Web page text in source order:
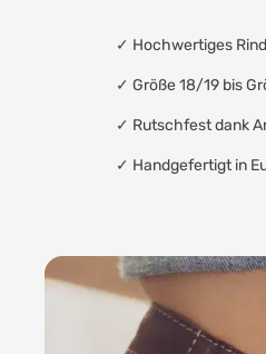
✓ Hochwertiges
✓ Größe 18/19 bis
✓ Rutschfest dank
✓ Handgefertigt in